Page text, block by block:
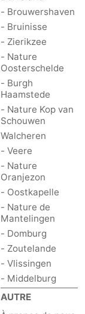
- Brouwershaven
- Bruinisse
- Zierikzee
- Nature
Oosterschelde
- Burgh
Haamstede
- Nature Kop van
Schouwen
Walcheren
- Veere
- Nature
Oranjezon
- Oostkapelle
- Nature de
Mantelingen
- Domburg
- Zoutelande
- Vlissingen
- Middelburg
AUTRE